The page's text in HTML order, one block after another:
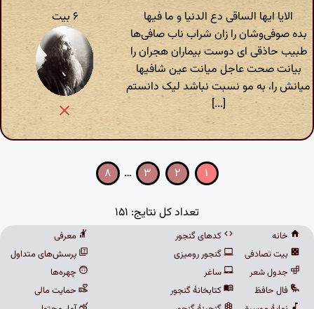
الایا ایها الساقی دع الدنیا و ما فیها
بده صوفی‌وشان را زان شراب ناب صافی‌ها
طبیب حاذقی ای دوست بیماران هجران را
بیانت صحت عاجل میانت عین شافیها
میانش را، به مو نسبت نباشد لیک دانستم
[...]
۶ بیت
۱ ۲ ۳ … ۸
تعداد کل نتایج: ۱۵۱
خانه
بیت تصادفی
جدول شعر
فال حافظ
کدهای گنجور
گنجور رومیزی
ساغر
کتابخانهٔ گنجور
معرفی
پرسش‌های متداول
چهره‌ها
حمایت مالی